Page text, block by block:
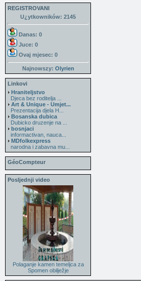
REGISTROVANI
U¿ytkowników: 2145
Danas: 0
Juce: 0
Ovaj mjesec: 0
Najnowszy: Olyrien
Linkovi
Hraniteljstvo
Djeca bez roditelja ...
Art & Unique - Umjet...
Prezentacija djela H...
Bosanska dubica
Dubicko druzenje na ...
bosnjaci
informactivan, nauca...
MDfolkexpress
narodna i zabavna mu...
GéoCompteur
Posljednji video
Polaganje kamen temeljca za
Spomen obilježje